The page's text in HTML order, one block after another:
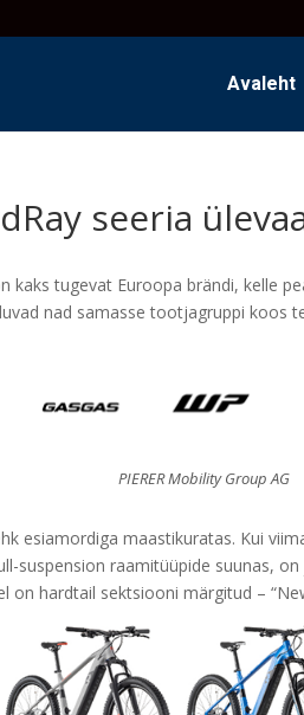
Avaleht
seeria
kaks tugevat Euroopa brändi, kelle
nad samasse tootjagruppi koos
PIERER Mobility Group AG
esiamordiga maastikuratas. Kui
suspension raamitüüpide suunas,
on hardtail sektsiooni märgitud –